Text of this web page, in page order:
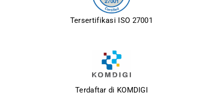
Tersertifikasi ISO 27001
Terdaftar di KOMDIGI